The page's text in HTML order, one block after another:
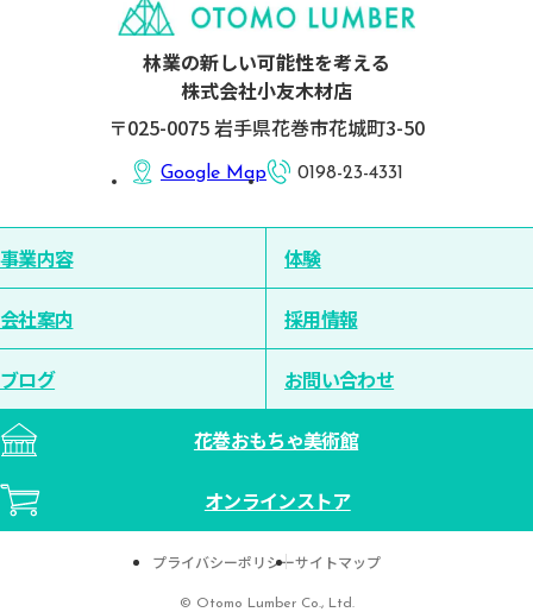
林業の新しい可能性を考える
株式会社小友木材店
〒025-0075 岩手県花巻市花城町3-50
Google Map 0198-23-4331
事業内容 体験
会社案内 採用情報
ブログ お問い合わせ
花巻おもちゃ美術館
オンラインストア
プライバシーポリシーサイトマップ
© Otomo Lumber Co., Ltd.